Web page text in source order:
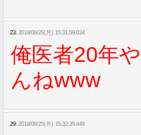
23: 2018/06/25(月) 15:31:59.034
俺医者20年
んねwww
29: 2018/06/25(月) 15:32:39.449